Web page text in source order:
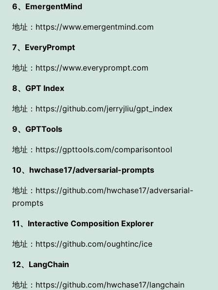
6、EmergentMind
地址：https://www.emergentmind.com
7、EveryPrompt
地址：https://www.everyprompt.com
8、GPT Index
地址：https://github.com/jerryjliu/gpt_index
9、GPTTools
地址：https://gpttools.com/comparisontool
10、hwchase17/adversarial-prompts
地址：https://github.com/hwchase17/adversarial-
prompts
11、Interactive Composition Explorer
地址：https://github.com/oughtinc/ice
12、LangChain
地址：https://github.com/hwchase17/langchain